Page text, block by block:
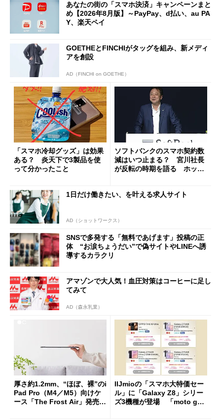
あなたの街の「スマホ決済」キャンペーンまと
め【2026年8月版】～PayPay、d払い、au PA
Y、楽天ペイ
GOETHEとFINCHIがタッグを組み、新メディ
アを創設
AD（FINCHI on GOETHE）
「スマホ冷却グッズ」は効果
ある？ 炎天下で3製品を使
って分かったこと
ソフトバンクのスマホ契約数
減はいつ止まる？ 宮川社長
が反転の時期を語る ホッピ
1日だけ働きたい、を叶える求人サイト
AD（ショットワークス）
SNSで多発する「無料であげます」投稿の正
体 “お涙ちょうだい”で偽サイトやLINEへ誘
導するカラクリ
アマゾンで大人気！血圧対策はコーヒーに足し
てみて
AD（森永乳業）
厚さ約1.2mm、“ほぼ、裸”のi
Pad Pro（M4／M5）向けケ
ース「The Frost Air」発売
IIJmioの「スマホ大特価セー
ル」に「Galaxy Z8」シリー
ズ3機種が登場 「moto g37